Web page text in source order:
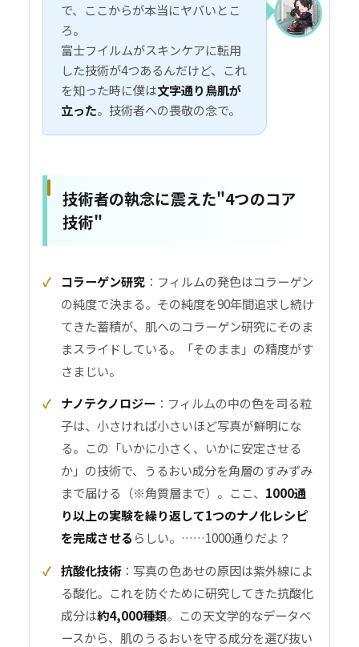
で、ここからが本当にヤバいとこ
ろ。
富士フイルムがスキンケアに転用
した技術が4つあるんだけど、これ
を知った時に僕は文字通り鳥肌が
立った。技術者への畏敬の念で。
技術者の執念に震えた"4つのコア
技術"
コラーゲン研究：フィルムの発色はコラーゲン
の純度で決まる。その純度を90年間追求し続け
てきた蓄積が、肌へのコラーゲン研究にそのま
まスライドしている。「そのまま」の精度がす
さまじい。
ナノテクノロジー ：フィルムの中の色を司る粒
子は、小さければ小さいほど写真が鮮明にな
る。この「いかに小さく、いかに安定させる
か」の技術で、うるおい成分を角層のすみずみ
まで届ける（※角質層まで）。ここ、 1000通
り以上の実験を繰り返して1つのナノ化レシピ
を完成させる らしい。……1000通りだよ？
抗酸化技術：写真の色あせの原因は紫外線によ
る酸化。これを防ぐために研究してきた抗酸化
成分は約4,000種類。この天文学的なデータベ
ースから、肌のうるおいを守る成分を選び抜い